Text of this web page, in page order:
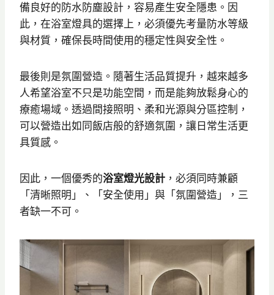
備良好的防水防塵設計，容易產生安全隱患。因
此，在浴室燈具的選擇上，必須優先考量防水等級
與材質，確保長時間使用的穩定性與安全性。
最後則是氛圍營造。隨著生活品質提升，越來越多
人希望浴室不只是功能空間，而是能夠放鬆身心的
療癒場域。透過間接照明、柔和光源與分區控制，
可以營造出如同飯店般的舒適氛圍，讓日常生活更
具質感。
因此，一個優秀的浴室燈光設計 ，必須同時兼顧
「清晰照明」、「安全使用」與「氛圍營造」，三
者缺一不可。